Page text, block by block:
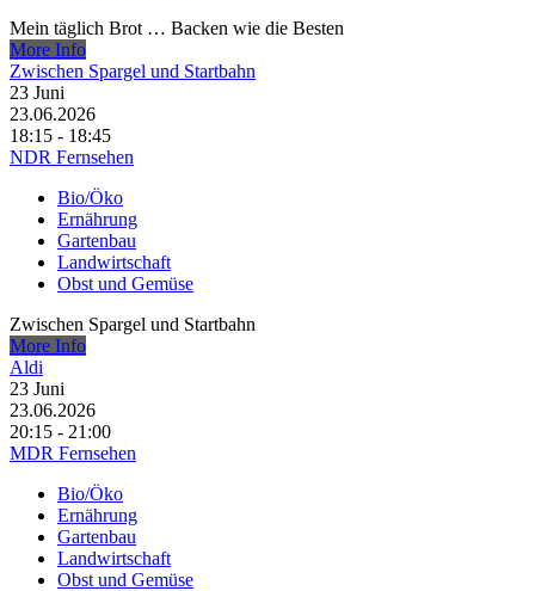
Mein täglich Brot … Backen wie die Besten
More Info
Zwischen Spargel und Startbahn
23 Juni
23.06.2026
18:15 - 18:45
NDR Fernsehen
Bio/Öko
Ernährung
Gartenbau
Landwirtschaft
Obst und Gemüse
Zwischen Spargel und Startbahn
More Info
Aldi
23 Juni
23.06.2026
20:15 - 21:00
MDR Fernsehen
Bio/Öko
Ernährung
Gartenbau
Landwirtschaft
Obst und Gemüse